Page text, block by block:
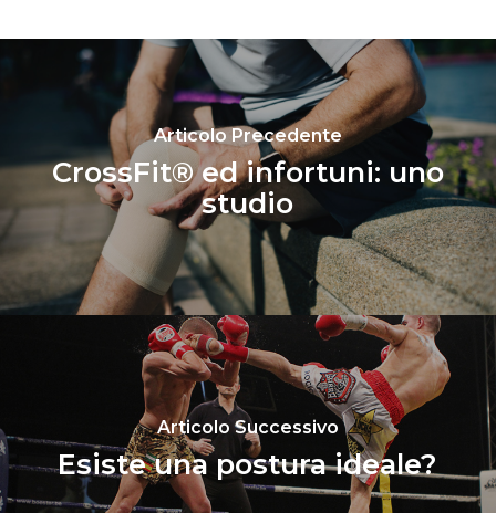
Articolo Precedente
CrossFit® ed infortuni: uno
studio
Articolo Successivo
Esiste una postura ideale?